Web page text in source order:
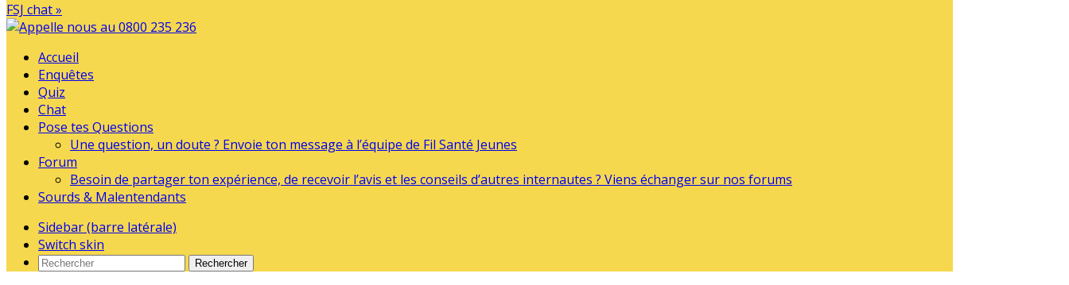
FSJ chat »
Accueil
Enquêtes
Quiz
Chat
Pose tes Questions
Une question, un doute ? Envoie ton message à l’équipe de Fil Santé Jeunes
Forum
Besoin de partager ton expérience, de recevoir l’avis et les conseils d’autres internautes ? Viens échanger sur nos forums
Sourds & Malentendants
Sidebar (barre latérale)
Switch skin
Rechercher